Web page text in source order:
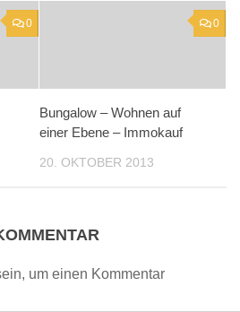
0 0
Bungalow – Wohnen auf
einer Ebene – Immokauf
20. OKTOBER 2013
um einen Kommentar